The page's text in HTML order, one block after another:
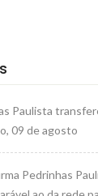
Paulista
09 de agosto
Pedrinhas